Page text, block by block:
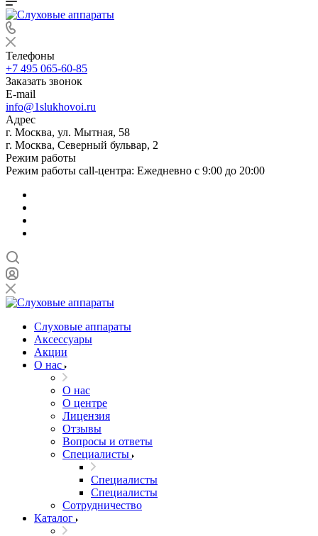
Телефоны
+7 495 065-60-85
Заказать звонок
E-mail
info@1slukhovoi.ru
Адрес
г. Москва, ул. Мытная, 58
г. Москва, Северный бульвар, 2
Режим работы
Режим работы call-центра: Ежедневно с 9:00 до 20:00
Слуховые аппараты
Аксессуары
Акции
О нас
О нас
О центре
Лицензия
Отзывы
Вопросы и ответы
Специалисты
Специалисты
Специалисты
Сотрудничество
Каталог